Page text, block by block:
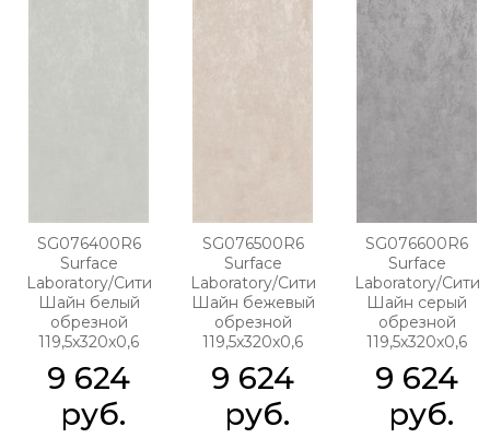
SG076400R6
Surface
Laboratory/Сити
Шайн белый
обрезной
119,5x320x0,6
9 624
руб.
SG076500R6
Surface
Laboratory/Сити
Шайн бежевый
обрезной
119,5x320x0,6
9 624
руб.
SG076600R6
Surface
Laboratory/Сити
Шайн серый
обрезной
119,5x320x0,6
9 624
руб.